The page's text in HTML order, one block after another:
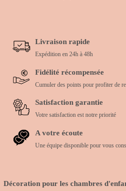
Livraison rapide
Expédition en 24h à 48h
Fidélité récompensée
Cumuler des points pour profiter de
Satisfaction garantie
Votre satisfaction est notre priorité
A votre écoute
Une équipe disponible pour vous
Décoration pour les chambres